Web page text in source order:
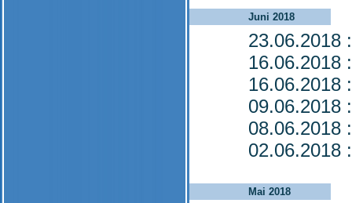
Juni 2018
23.06.2018
16.06.2018
16.06.2018
09.06.2018
08.06.2018
02.06.2018
Mai 2018